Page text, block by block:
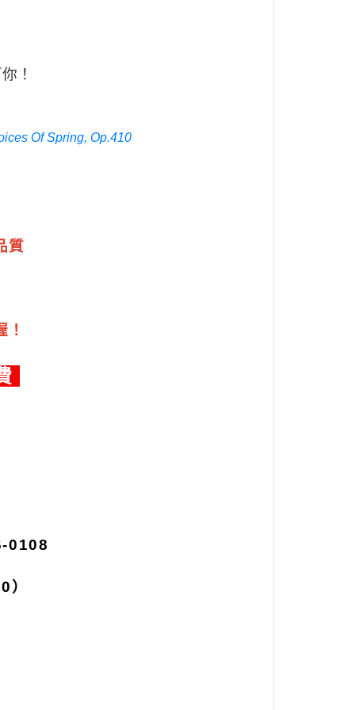
！
Of Spring, Op.410
質
0108
）